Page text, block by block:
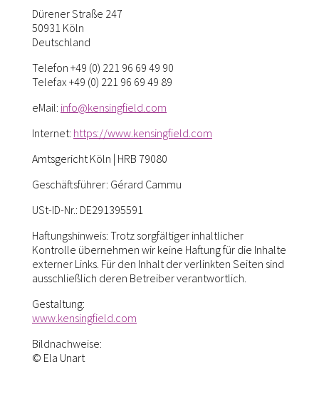
Dürener Straße 247
50931 Köln
Deutschland
Telefon +49 (0) 221 96 69 49 90
Telefax +49 (0) 221 96 69 49 89
eMail: info@kensingfield.com
Internet: https://www.kensingfield.com
Amtsgericht Köln | HRB 79080
Geschäftsführer: Gérard Cammu
USt-ID-Nr.: DE291395591
Haftungshinweis: Trotz sorgfältiger inhaltlicher
Kontrolle übernehmen wir keine Haftung für die Inhalte
externer Links. Für den Inhalt der verlinkten Seiten sind
ausschließlich deren Betreiber verantwortlich.
Gestaltung:
www.kensingfield.com
Bildnachweise:
© Ela Unart